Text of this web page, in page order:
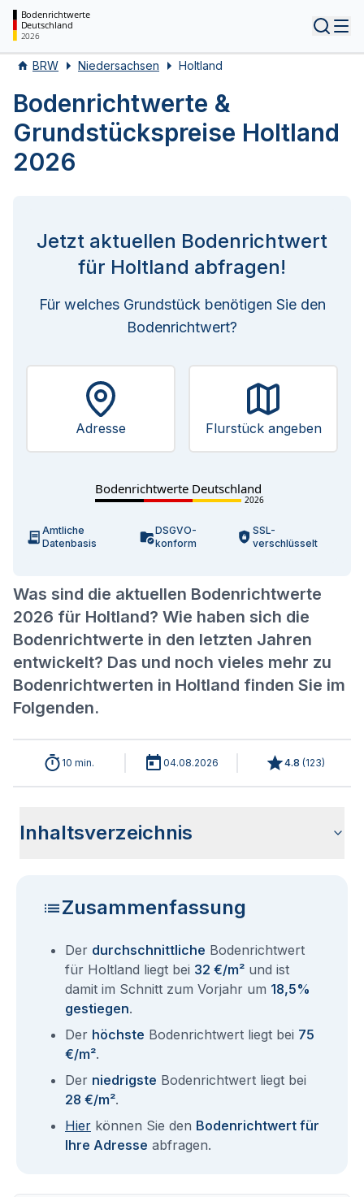
Bodenrichtwerte
Deutschland
2026
BRW Niedersachsen Holtland
Bodenrichtwerte &
Grundstückspreise Holtland
2026
Was sind die aktuellen Bodenrichtwerte
2026 für Holtland? Wie haben sich die
Bodenrichtwerte in den letzten Jahren
entwickelt? Das und noch vieles mehr zu
Bodenrichtwerten in Holtland finden Sie im
Folgenden.
Jetzt aktuellen Bodenrichtwert
für Holtland abfragen!
Für welches Grundstück benötigen Sie den
Bodenrichtwert?
Adresse Flurstück angeben
Bodenrichtwerte Deutschland
2026
Amtliche
Datenbasis
DSGVO-
konform
SSL-
verschlüsselt
10 min. 04.08.2026 4.8 (123)
Inhaltsverzeichnis
Zusammenfassung
Der durchschnittliche Bodenrichtwert
für Holtland liegt bei 32 €/m² und ist
damit im Schnitt zum Vorjahr um 18,5%
gestiegen.
Der höchste Bodenrichtwert liegt bei 75
€/m².
Der niedrigste Bodenrichtwert liegt bei
28 €/m².
Hier können Sie den Bodenrichtwert für
Ihre Adresse abfragen.